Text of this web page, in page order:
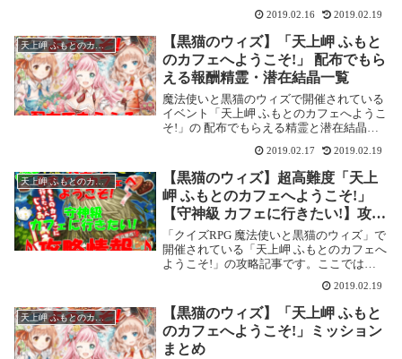
～ 2019年3月14日 15:592019年2月18日に
超高難度...
2019.02.16 2019.02.19
天上岬 ふもとのカフェへようこそ!
【黒猫のウィズ】「天上岬 ふもと
のカフェへようこそ!」 配布でもら
える報酬精霊・潜在結晶一覧
魔法使いと黒猫のウィズで開催されている
イベント「天上岬 ふもとのカフェへようこ
そ!」の 配布でもらえる精霊と潜在結晶を
た超高難度【守神級 カフェに行きたい!】
の報酬精霊を追記しました。カフェの味
に...
2019.02.17 2019.02.19
天上岬 ふもとのカフェへようこそ!
【黒猫のウィズ】超高難度「天上
岬 ふもとのカフェへようこそ!」
【守神級 カフェに行きたい!】攻略
情報！
「クイズRPG 魔法使いと黒猫のウィズ」で
開催されている「天上岬 ふもとのカフェへ
ようこそ!」の攻略記事です。ここでは
2019年2月18日に追加された超高難度【守
神級 カフェに行きたい!】を攻略します。
超高難度 天上岬 ふもとのカフェへよう...
2019.02.19
天上岬 ふもとのカフェへようこそ!
【黒猫のウィズ】「天上岬 ふもと
のカフェへようこそ!」ミッション
まとめ